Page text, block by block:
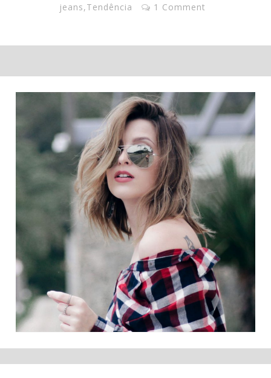
jeans,Tendência 1 Comment